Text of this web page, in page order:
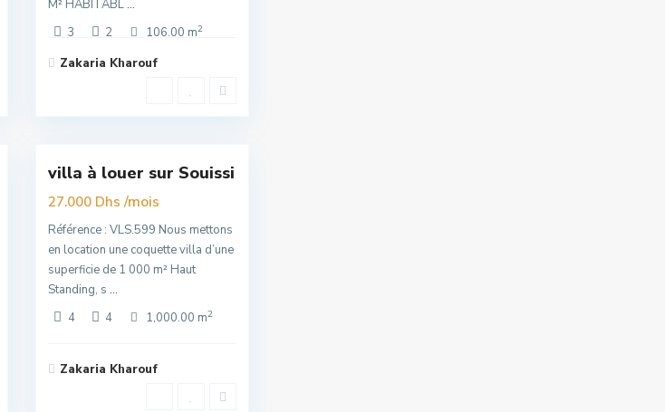
M² HABITABL...
3
2 106.00 m2
Zakaria Kharouf
Souissi
Exclusivité
villa à louer sur Souissi
27.000 Dhs/mois
Référence : VLS.599 Nous mettons
en location une coquette villa d’une
superficie de 1 000 m² Haut
Standing, s ...
4
4 1,000.00 m2
Zakaria Kharouf